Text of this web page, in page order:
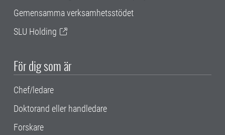
Gemensamma verksamhetsstödet
SLU Holding
För dig som är
Chef/ledare
Doktorand eller handledare
Forskare